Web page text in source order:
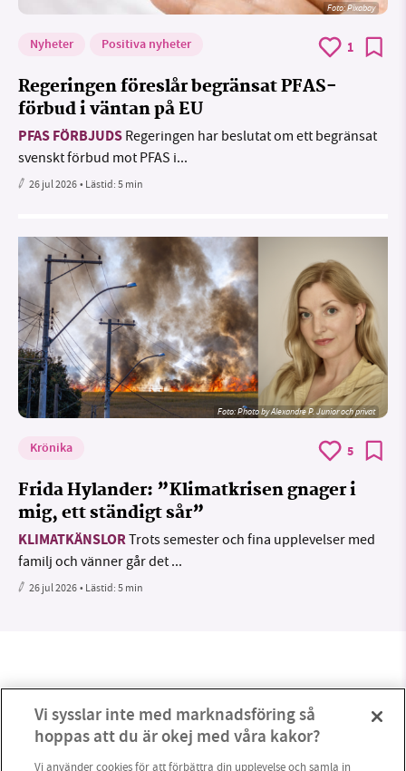
Foto:Pixabay
Nyheter Positiva nyheter 1
Regeringen föreslår begränsat PFAS-
förbud i väntan på EU
PFAS FÖRBJUDS Regeringen har beslutat om ett begränsat
svenskt förbud mot PFAS i...
26 jul 2026• Lästid:5 min
Foto:Photo by Alexandre P. Junior och privat
Krönika 5
Frida Hylander: ”Klimatkrisen gnager i
mig, ett ständigt sår”
KLIMATKÄNSLORTrots semester och fina upplevelser med
familj och vänner går det ...
26 jul 2026• Lästid:5 min
Vi sysslar inte med marknadsföring så
hoppas att du är okej med våra kakor?
Vi använder cookies för att förbättra din upplevelse och samla in